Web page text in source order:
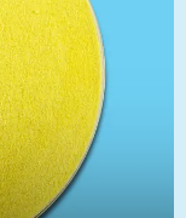
rodzaju
bez
a także